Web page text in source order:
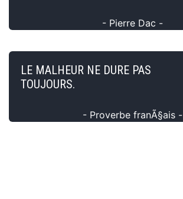
- Pierre Dac -
LE MALHEUR NE DURE PAS
TOUJOURS.
- Proverbe franÃ§ais -